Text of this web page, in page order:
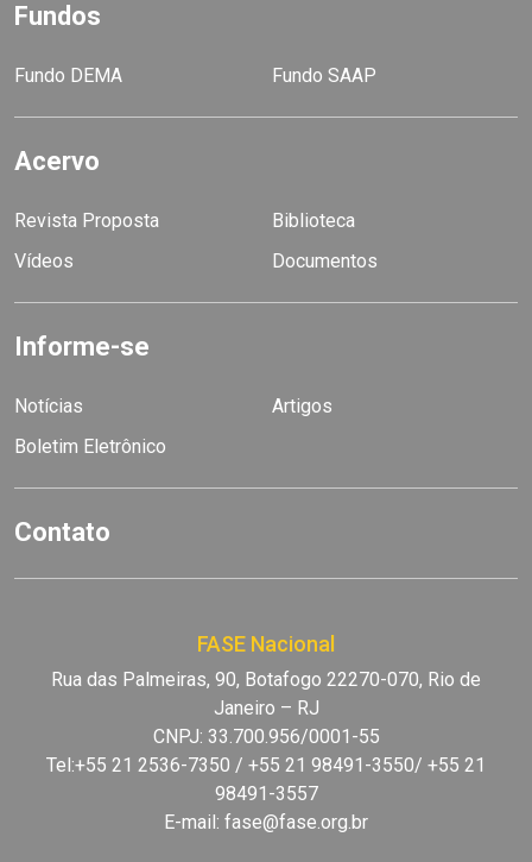
Fundos
Fundo DEMA Fundo SAAP
Acervo
Revista Proposta
Biblioteca
Vídeos
Documentos
Informe-se
Notícias
Artigos
Boletim Eletrônico
Contato
FASE Nacional
Rua das Palmeiras, 90, Botafogo 22270-070, Rio de
Janeiro – RJ
CNPJ: 33.700.956/0001-55
Tel:+55 21 2536-7350 / +55 21 98491-3550/ +55 21
98491-3557
E-mail: fase@fase.org.br